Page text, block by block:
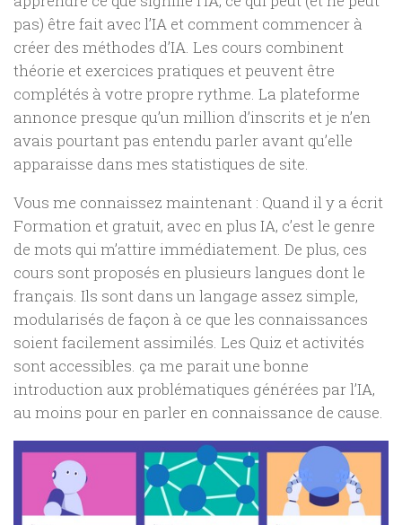
pas) être fait avec l’IA et comment commencer à
créer des méthodes d’IA. Les cours combinent
théorie et exercices pratiques et peuvent être
complétés à votre propre rythme. La plateforme
annonce presque qu’un million d’inscrits et je n’en
avais pourtant pas entendu parler avant qu’elle
apparaisse dans mes statistiques de site.
Vous me connaissez maintenant : Quand il y a écrit
Formation et gratuit, avec en plus IA, c’est le genre
de mots qui m’attire immédiatement. De plus, ces
cours sont proposés en plusieurs langues dont le
français. Ils sont dans un langage assez simple,
modularisés de façon à ce que les connaissances
soient facilement assimilés. Les Quiz et activités
sont accessibles. ça me parait une bonne
introduction aux problématiques générées par l’IA,
au moins pour en parler en connaissance de cause.